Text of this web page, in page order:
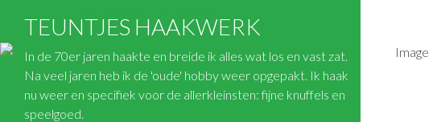
TEUNTJES HAAKWERK
In de 70er jaren haakte en breide ik alles wat los en vast zat.
Na veel jaren heb ik de 'oude' hobby weer opgepakt. Ik haak
nu weer en specifiek voor de allerkleinsten: fijne knuffels en
speelgoed.